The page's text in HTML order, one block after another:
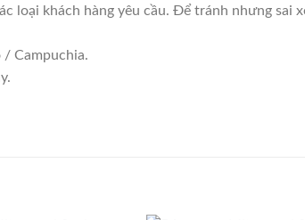
loại khách hàng yêu cầu. Để tránh nhưng sai
Campuchia.